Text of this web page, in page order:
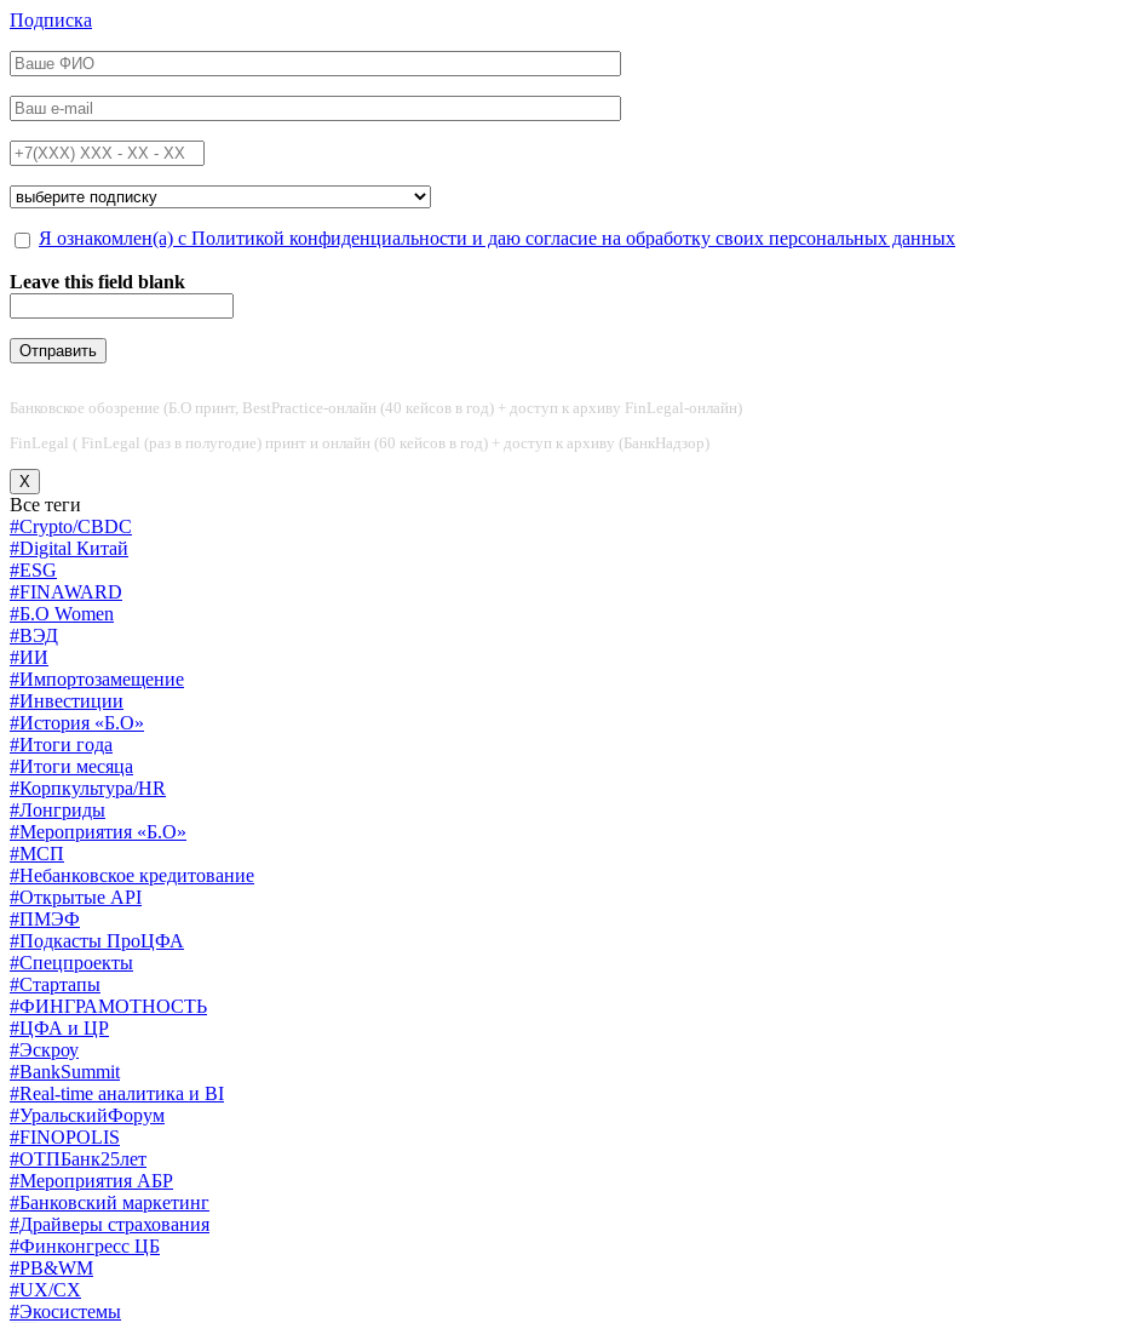
Перейти к основному содержанию
Подписка
ФИО*
Email*
Телефон*
Подписка на*
Обработка персональных данных*
Я ознакомлен(а) с Политикой конфиденциальности и даю согласие на обработку своих персональных данных
Leave this field blank
Банковское обозрение (Б.О принт, BestPractice-онлайн (40 кейсов в год) + доступ к архиву FinLegal-онлайн)
FinLegal ( FinLegal (раз в полугодие) принт и онлайн (60 кейсов в год) + доступ к архиву (БанкНадзор)
X
Все теги
#Crypto/CBDC
#Digital Китай
#ESG
#FINAWARD
#Б.О Women
#ВЭД
#ИИ
#Импортозамещение
#Инвестиции
#История «Б.О»
#Итоги года
#Итоги месяца
#Корпкультура/HR
#Лонгриды
#Мероприятия «Б.О»
#МСП
#Небанковское кредитование
#Открытые API
#ПМЭФ
#Подкасты ПроЦФА
#Спецпроекты
#Стартапы
#ФИНГРАМОТНОСТЬ
#ЦФА и ЦР
#Эскроу
#BankSummit
#Real-time аналитика и BI
#УральскийФорум
#FINOPOLIS
#ОТПБанк25лет
#Мероприятия АБР
#Банковский маркетинг
#Драйверы страхования
#Финконгресс ЦБ
#PB&WM
#UX/CX
#Экосистемы